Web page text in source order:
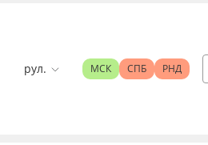
рул. МСК СПБ РНД